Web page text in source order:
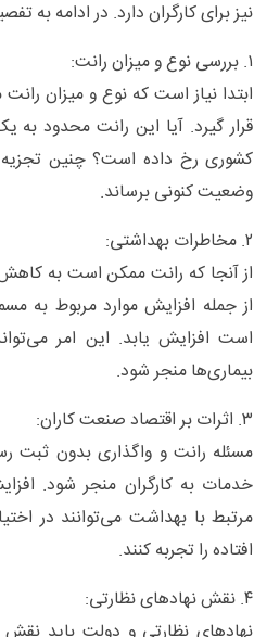
نیز برای کارگران دارد. در ادامه به
۱. بررسی نوع و میزان رانت:
ابتدا نیاز است که نوع و میزان
قرار گیرد. آیا این رانت محدود
کشوری رخ داده است؟ چنین تجزیه
وضعیت کنونی برساند.
۲. مخاطرات بهداشتی:
از آنجا که رانت ممکن است به
از جمله افزایش موارد مربوط به
است افزایش یابد. این امر
بیماری‌ها منجر شود.
۳. اثرات بر اقتصاد صنعت کاران:
مسئله رانت و واگذاری بدون ثبت
خدمات به کارگران منجر شود.
مرتبط با بهداشت می‌توانند در
افتاده را تجربه کنند.
۴. نقش نهادهای نظارتی: